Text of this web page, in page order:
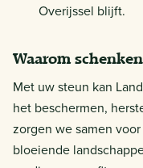
Overijssel blijft.
Waarom
Met uw steun kan
het beschermen,
zorgen we samen
bloeiende